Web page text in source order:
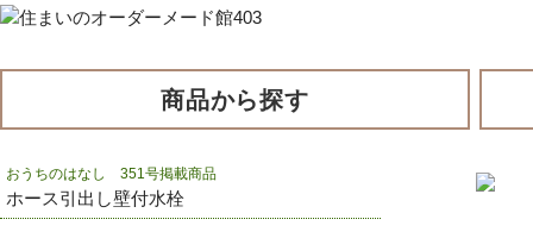
商品から探す
おうちのはなし 351号掲載商品
ホース引出し壁付水栓